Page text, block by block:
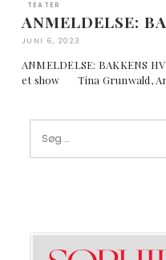
TEATER
ANMELDELSE:
JUNI 6, 2023
ANMELDELSE: BAKKENS
et show Tina Grunwald,